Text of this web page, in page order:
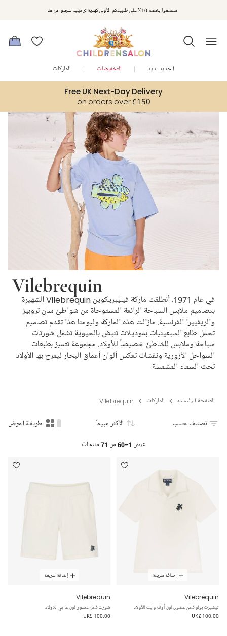
استمتعوا بخصم 10% على طلبيتكم الأولى كهدية ترحيب. سجلوا من هنا
مكافآت تشلدرن صالون | اجمعوا النقاط مع كل عملية شراء لتحصلوا على هدايا حصرية وعروض مصممة خصيصا لتلبي
متطلباتكم
Free UK Next-Day Delivery
on orders over £150
الجديد لدينا التخفيضات الماركات
Vilebrequin
في عام 1971، أنطلقت ماركة فيليبريكوين Vilebrequin الشهيرة
بتصاميم ملابس السباحة الرائعة المستوحاة من شواطئ سان تروبيز
والريفييرا الفرنسية. مازالت هذه الماركة وليومنا هذا تقدم تصاميم
تحمل طابع السبعينيات بموديلات تنبض بالحيوية تشمل شورتات
سباحة وملابس للشاطئ خصيصاً للأولاد. مجموعة تتميز بطبعات
السواحل الأزورية ونقشات تعكس ألوان أعماق البحار ليمرح بها الأولاد
تحت السماء المشمسة
الصفحة الرئيسية الماركات Vilebrequin
تصنيف حسب الأكثر مبيعاً طريقة العرض
عرض 1-60 من 71 منتجات
إضافة سريعة
Vilebrequin
تيشيرت بولو قطن عضوي لون أوف وايت للأولاد
UK£ 100.00
إضافة سريعة
Vilebrequin
شورت قطن عضوي لون عاجي للأولاد
UK£ 100.00